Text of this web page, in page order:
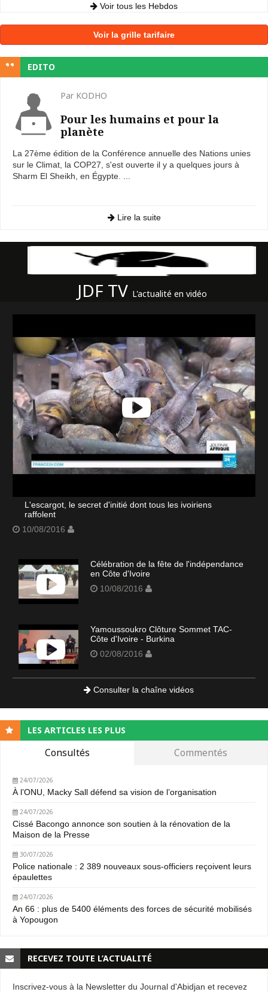
Voir tous les Hebdos
Voir la grille tarifaire
EDITO
Par KODHO
Pour les humains et pour la
planète
La 27ème édition de la Conférence annuelle des Nations unies
sur le Climat, la COP27, s'est ouverte il y a quelques jours à
Sharm El Sheikh, en Égypte. ...
Lire la suite
JDF TV L'actualité en vidéo
L'escargot, le secret d'initié dont tous les ivoiriens
raffolent
10/08/2016
Célébration de la fête de l'indépendance
en Côte d'Ivoire
10/08/2016
Yamoussoukro Clôture Sommet TAC-
Côte d'Ivoire - Burkina
02/08/2016
Consulter la chaîne vidéos
LES ARTICLES LES PLUS
Consultés Commentés
24/07/2026
À l’ONU, Macky Sall défend sa vision de l’organisation
24/07/2026
Cissé Bacongo annonce son soutien à la rénovation de la
Maison de la Presse
30/07/2026
Police nationale : 2 389 nouveaux sous-officiers reçoivent leurs
épaulettes
24/07/2026
An 66 : plus de 5400 éléments des forces de sécurité mobilisés
à Yopougon
RECEVEZ TOUTE L’ACTUALITÉ
Inscrivez-vous à la Newsletter du Journal d'Abidjan et recevez